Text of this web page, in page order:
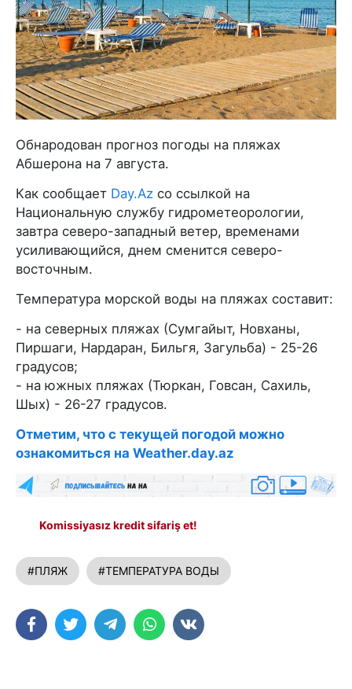
Обнародован прогноз погоды на пляжах
Абшерона на 7 августа.
Как сообщает Day.Az со ссылкой на
Национальную службу гидрометеорологии,
завтра северо-западный ветер, временами
усиливающийся, днем сменится северо-
восточным.
Температура морской воды на пляжах составит:
- на северных пляжах (Сумгайыт, Новханы,
Пиршаги, Нардаран, Бильгя, Загульба) - 25-26
градусов;
- на южных пляжах (Тюркан, Говсан, Сахиль,
Шых) - 26-27 градусов.
Отметим, что с текущей погодой можно
ознакомиться на Weather.day.az
Komissiyasız kredit sifariş et!
#ПЛЯЖ #ТЕМПЕРАТУРА ВОДЫ